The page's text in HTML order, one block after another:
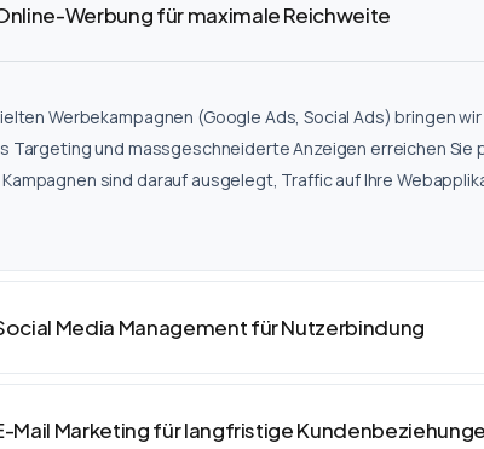
Werbung für maximale Reichweite
Werbekampagnen (Google Ads, Social Ads) bringen
Targeting und massgeschneiderte Anzeigen erreichen
sind darauf ausgelegt, Traffic auf Ihre
Media Management für Nutzerbindung
Mail Marketing für langfristige